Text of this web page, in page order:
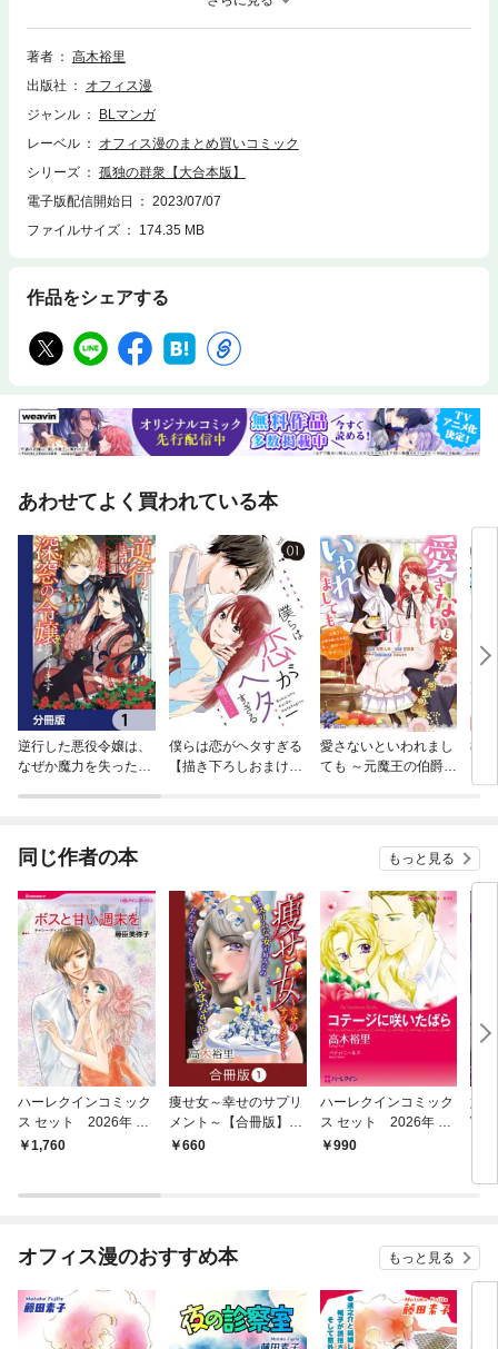
が叶えられるかに思えた。しかし神津は「良心なんて持ち合わせていな
い」と自らを評し、闇の商売に手を染めている冷血漢。健全なはずのスポ
ーツクラブは、裏では金持ちの男色家に少年たちをあてがう秘密クラブ
は、その稼ぎのおかげで病床の母親を死なせずに済んでいた。重い事実を
知った太一は秘密をいったん胸にしまいこみ、神津の虚無的な言動をいさ
魔の手が迫り……。 ハードな展開のＢＬダークロマンス！ 少年時代の
神津を描いた番外編（前・後編）も同時収録の大合本版：全巻収録！ ※
著者
高木裕里
出版社
オフィス漫
ジャンル
BLマンガ
レーベル
オフィス漫のまとめ買いコミック
シリーズ
孤独の群衆【大合本版】
電子版配信開始日
2023/07/07
ファイルサイズ
174.35 MB
作品をシェアする
あわせてよく買われている本
逆行した悪役令嬢は、
なぜか魔力を失ったの
僕らは恋がヘタすぎる
【描き下ろしおまけ付
愛さないといわれまし
ても ～元魔王の伯爵令
教
同じ作者の本 もっと見る
ハーレクインコミック
ス セット 2026年 vo
l.925
1,760
痩せ女～幸せのサプリ
メント～【合冊版】
（1）
660
ハーレクインコミック
ス セット 2026年 vo
l.778
990
娼
オフィス漫のおすすめ本 もっと見る